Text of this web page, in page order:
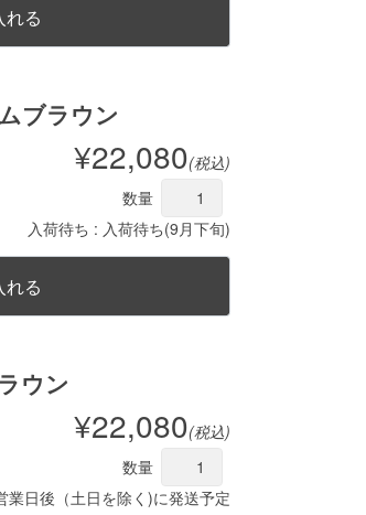
ブラウン
¥22,080(税込)
数量
入荷待ち : 入荷待ち(9月下旬)
ウン
¥22,080(税込)
数量
業日後（土日を除く)に発送予定